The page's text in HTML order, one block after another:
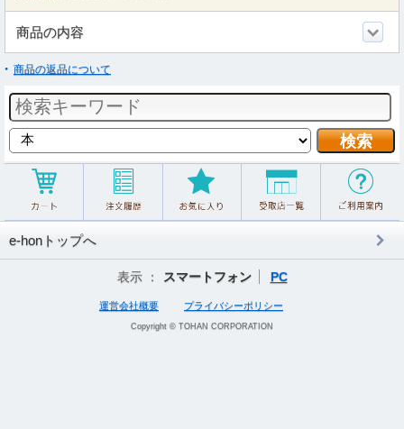
商品の内容
商品の返品について
e-honトップへ
表示 ： スマートフォン PC
運営会社概要 プライバシーポリシー
Copyright © TOHAN CORPORATION